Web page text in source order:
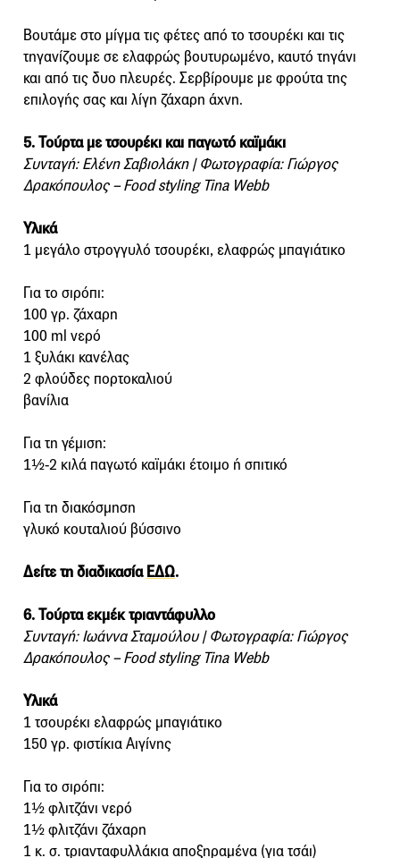
Βουτάμε στο μίγμα τις φέτες από το τσουρέκι και τις
τηγανίζουμε σε ελαφρώς βουτυρωμένο, καυτό τηγάνι
και από τις δυο πλευρές. Σερβίρουμε με φρούτα της
επιλογής σας και λίγη ζάχαρη άχνη.
5. Τούρτα με τσουρέκι και παγωτό καϊμάκι
Συνταγή: Ελένη Σαβιολάκη | Φωτογραφία: Γιώργος
Δρακόπουλος – Food styling Tina Webb
Υλικά
1 μεγάλο στρογγυλό τσουρέκι, ελαφρώς μπαγιάτικο
Για το σιρόπι:
100 γρ. ζάχαρη
100 ml νερό
1 ξυλάκι κανέλας
2 φλούδες πορτοκαλιού
βανίλια
Για τη γέμιση:
1½-2 κιλά παγωτό καϊμάκι έτοιμο ή σπιτικό
Για τη διακόσμηση
γλυκό κουταλιού βύσσινο
Δείτε τη διαδικασίαΕΔΩ.
6. Τούρτα εκμέκ τριαντάφυλλο
Συνταγή: Ιωάννα Σταμούλου | Φωτογραφία: Γιώργος
Δρακόπουλος – Food styling Tina Webb
Υλικά
1 τσουρέκι ελαφρώς μπαγιάτικο
150 γρ. φιστίκια Αιγίνης
Για το σιρόπι:
1½ φλιτζάνι νερό
1½ φλιτζάνι ζάχαρη
1 κ. σ. τριανταφυλλάκια αποξηραμένα (για τσάι)